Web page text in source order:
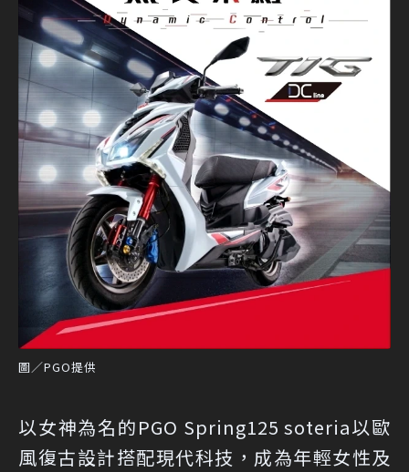
圖／PGO提供
以女神為名的PGO Spring125 soteria以歐
風復古設計搭配現代科技，成為年輕女性及